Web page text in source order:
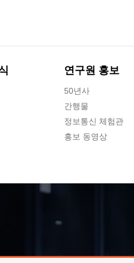
연구원 홍보
50년사
간행물
정보통신 체험관
홍보 동영상